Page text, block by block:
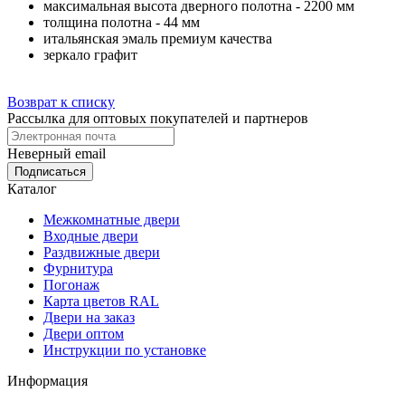
максимальная высота дверного полотна - 2200 мм
толщина полотна - 44 мм
итальянская эмаль премиум качества
зеркало графит
Возврат к списку
Рассылка для оптовых покупателей и партнеров
Неверный email
Каталог
Межкомнатные двери
Входные двери
Раздвижные двери
Фурнитура
Погонаж
Карта цветов RAL
Двери на заказ
Двери оптом
Инструкции по установке
Информация